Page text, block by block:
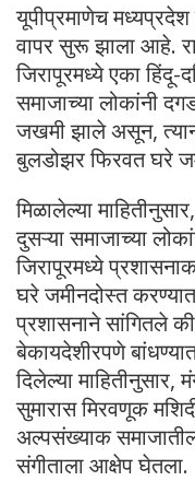
यूपीप्रमाणेच
वापर सुरू झाला आहे.
जिरापूरमध्ये एका हिंदू-
समाजाच्या लोकांनी
जखमी झाले असून,
बुलडोझर फिरवत घरे
मिळालेल्या
दुसऱ्या समाजाच्या
जिरापूरमध्ये
घरे जमीनदोस्त
प्रशासनाने सांगितले
बेकायदेशीरपणे
दिलेल्या माहितीनुसार,
सुमारास मिरवणूक
अल्पसंख्याक
संगीताला आक्षेप घेतला.